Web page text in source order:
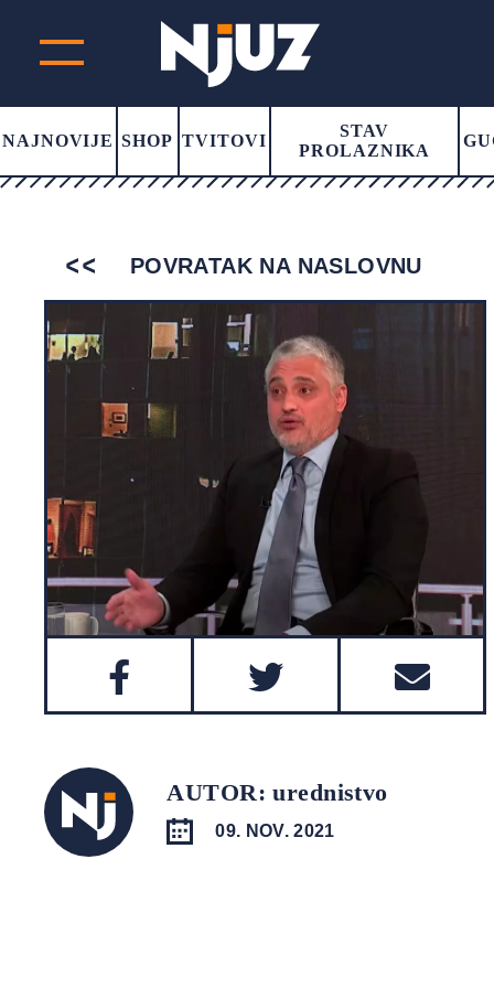
NAJNOVIJE SHOP TVITOVI
STAV
PROLAZNIKA
POVRATAK NA NASLOVNU
AUTOR: urednistvo
09. NOV. 2021